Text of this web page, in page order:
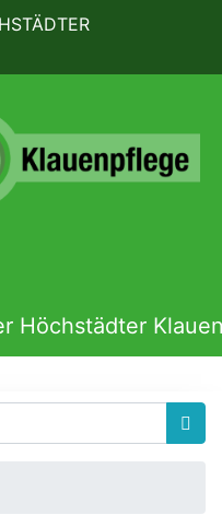
Höchstädter